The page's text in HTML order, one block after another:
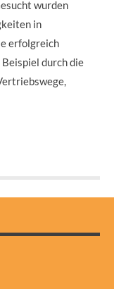
wurden
in
erfolgreich
durch die